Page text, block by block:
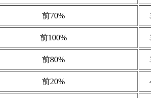
前70%
前100%
前80%
前20%